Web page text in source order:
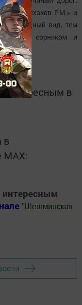
«Исхаков Р.М.» и
вид, тем
Зарос сорняком и
интересным в
в
MАХ:
" Шешминская